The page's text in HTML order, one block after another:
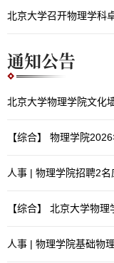
通知公告
【综合】 物理学院
人事 | 物理学院​招聘2
【综合】 北京大学物理学